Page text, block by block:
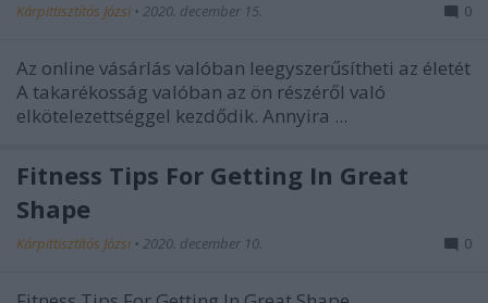
Kárpittisztítós Józsi • 2020. december 15. 0
Az online vásárlás valóban leegyszerűsítheti az életét
A takarékosság valóban az ön részéről való
elkötelezettséggel kezdődik. Annyira ...
Fitness Tips For Getting In Great
Shape
Kárpittisztítós Józsi • 2020. december 10. 0